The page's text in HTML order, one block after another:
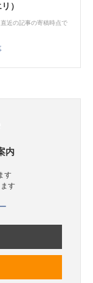
）
近の記事の寄稿時点で
内
す
す